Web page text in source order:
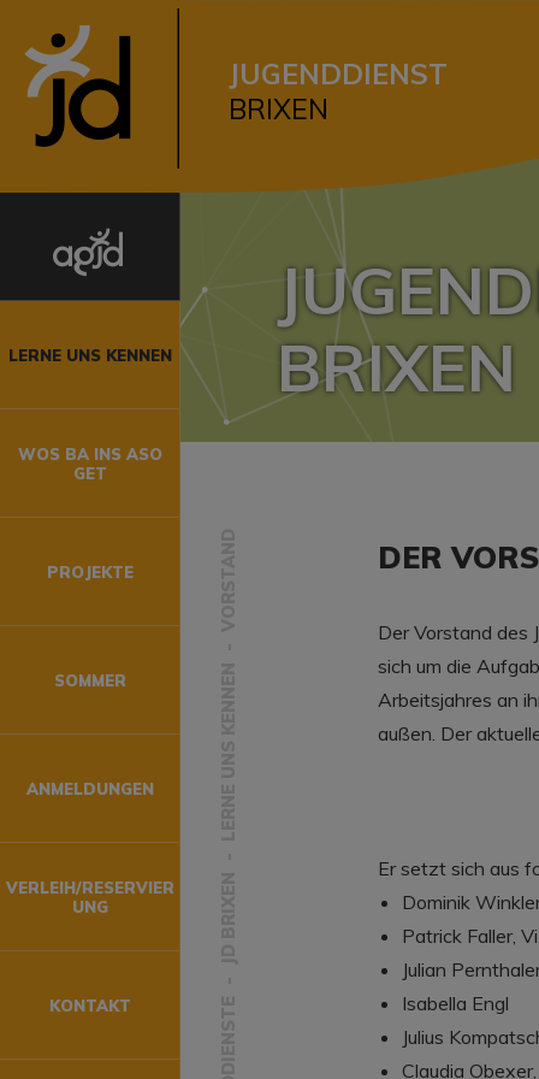
JUGENDDIENST
BRIXEN
LERNE UNS KENNEN
WOS BA INS ASO
GET
GET
Fortezza
PROJEKTE
SOMMER
ANMELDUNGEN
VERLEIH/RESERVIER
UNG
KONTAKT
BRIXEN
DER
Der Vorstand des
sich um die
Arbeitsjahres an
außen. Der
Er setzt sich aus
Dominik
Patrick Faller,
Julian
Isabella Engl
Julius
Claudia